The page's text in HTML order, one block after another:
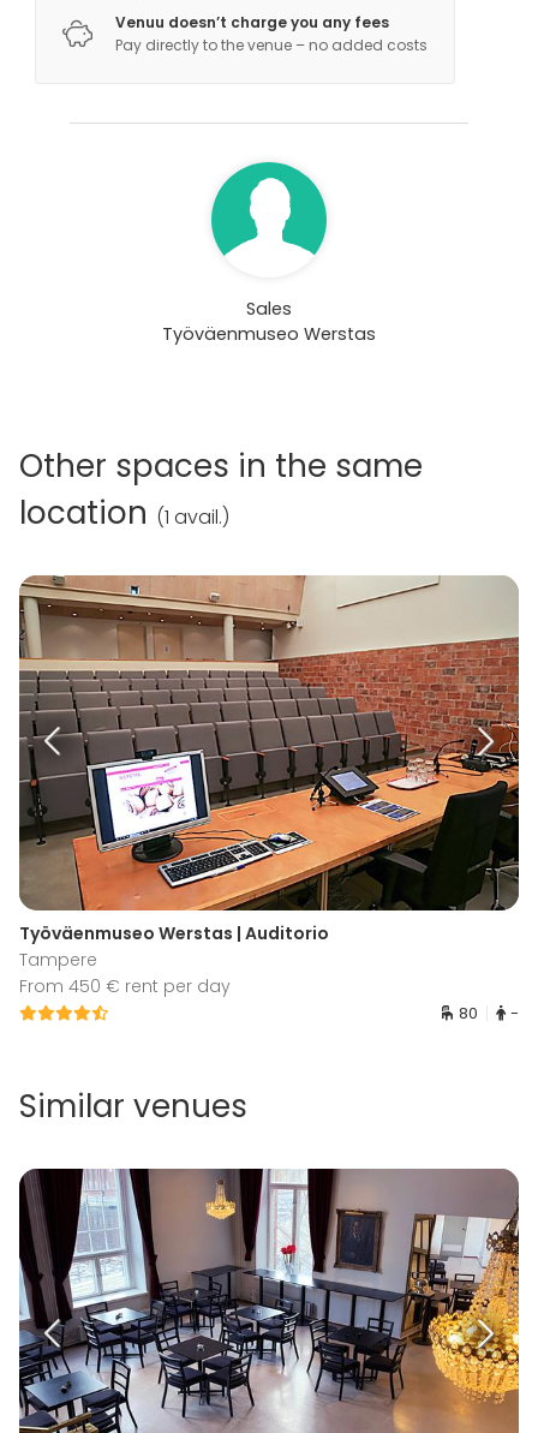
Venuu doesn’t charge you any fees
Pay directly to the venue – no added costs
Sales
Työväenmuseo Werstas
Other spaces in the same
location (1 avail.)
Työväenmuseo Werstas | Auditorio
Tampere
From 450 € rent per day
80 -
Similar venues